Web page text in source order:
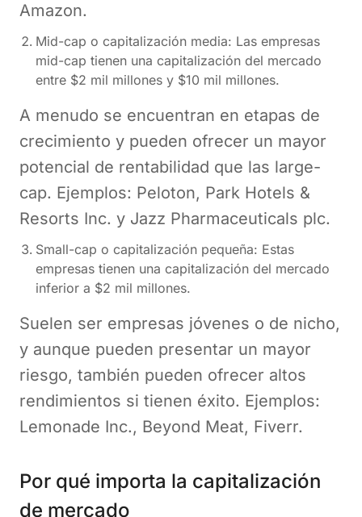
Amazon.
Mid-cap o capitalización media: Las empresas
mid-cap tienen una capitalización del mercado
entre $2 mil millones y $10 mil millones.
A menudo se encuentran en etapas de
crecimiento y pueden ofrecer un mayor
potencial de rentabilidad que las large-
cap. Ejemplos: Peloton, Park Hotels &
Resorts Inc. y Jazz Pharmaceuticals plc.
Small-cap o capitalización pequeña: Estas
empresas tienen una capitalización del mercado
inferior a $2 mil millones.
Suelen ser empresas jóvenes o de nicho,
y aunque pueden presentar un mayor
riesgo, también pueden ofrecer altos
rendimientos si tienen éxito. Ejemplos:
Lemonade Inc., Beyond Meat, Fiverr.
Por qué importa la capitalización
de mercado